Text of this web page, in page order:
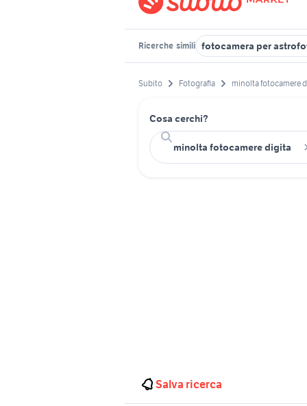
Ricerche simili fotocamera per
Subito Fotografia minolta fotocamere
Cosa cerchi?
Salva ricerca